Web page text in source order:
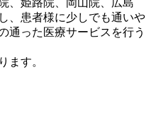
、患者様に少しでも通いや
通った医療サービスを行う
ます。